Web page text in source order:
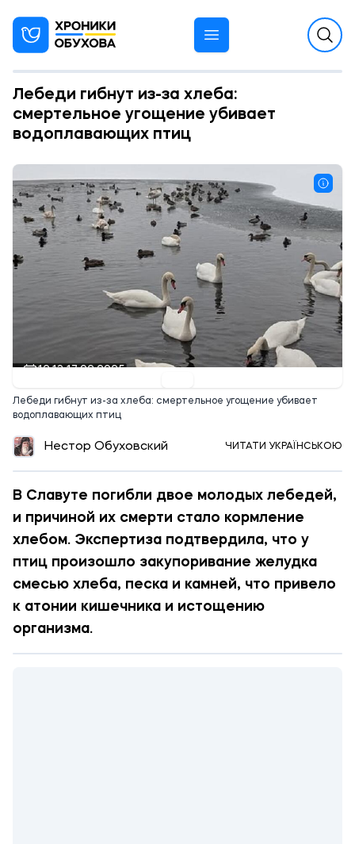
Лебеди гибнут из-за хлеба:
смертельное угощение убивает
водоплавающих птиц
12:13 17.02.2025
Лебеди гибнут из-за хлеба: смертельное угощение убивает
водоплавающих птиц
Нестор Обуховский ЧИТАТИ УКРАЇНСЬКОЮ
В Славуте погибли двое молодых лебедей,
и причиной их смерти стало кормление
хлебом. Экспертиза подтвердила, что у
птиц произошло закупоривание желудка
смесью хлеба, песка и камней, что привело
к атонии кишечника и истощению
организма.